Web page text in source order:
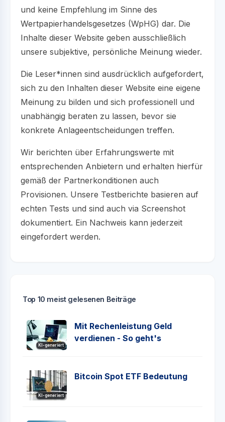
und keine Empfehlung im Sinne des
Wertpapierhandelsgesetzes (WpHG) dar. Die
Inhalte dieser Website geben ausschließlich
unsere subjektive, persönliche Meinung wieder.
Die Leser*innen sind ausdrücklich aufgefordert,
sich zu den Inhalten dieser Website eine eigene
Meinung zu bilden und sich professionell und
unabhängig beraten zu lassen, bevor sie
konkrete Anlageentscheidungen treffen.
Wir berichten über Erfahrungswerte mit
entsprechenden Anbietern und erhalten hierfür
gemäß der Partnerkonditionen auch
Provisionen. Unsere Testberichte basieren auf
echten Tests und sind auch via Screenshot
dokumentiert. Ein Nachweis kann jederzeit
eingefordert werden.
Top 10 meist gelesenen Beiträge
KI-generiert
Mit Rechenleistung Geld
verdienen - So geht's
KI-generiert
Bitcoin Spot ETF Bedeutung